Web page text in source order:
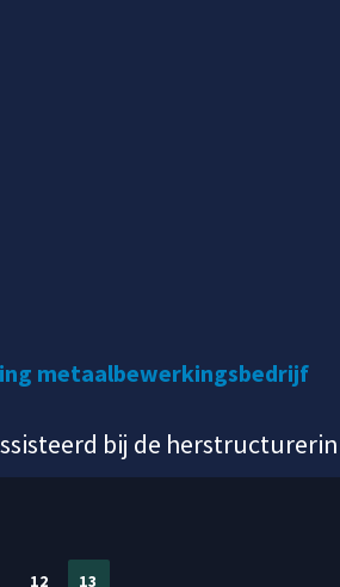
metaalbewerkingsbedrijf
bij de
12 13